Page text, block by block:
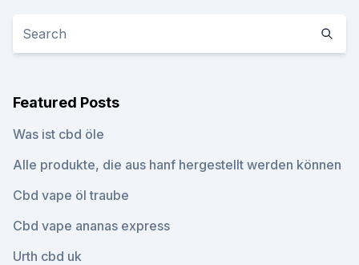
Featured Posts
Was ist cbd öle
Alle produkte, die aus hanf hergestellt werden können
Cbd vape öl traube
Cbd vape ananas express
Urth cbd uk